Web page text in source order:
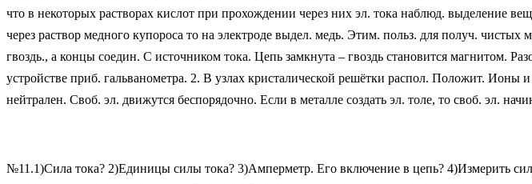
что в некоторых растворах кислот при прохождении через них эл. тока наблюд. выделение
через раствор медного купороса то на электроде выдел. медь. Этим. польз. для получ. чистых
гвоздь., а концы соедин. С источником тока. Цепь замкнута – гвоздь становится магнитом.
устройстве приб. гальванометра. 2. В узлах кристалической решётки распол. Положит.
нейтрален. Своб. эл. движутся беспорядочно. Если в металле создать эл. толе, то своб. эл.
№11.1)Сила тока? 2)Единицы силы тока? 3)Амперметр. Его включение в цепь? 4)Измерить